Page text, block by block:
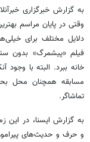
به گزارش خبرگزاری
وقتی در پایان مراسم
دلایل مختلف برای
فیلم «پیشمرگ» بدون
خانه ببرد. البته با
مسابقه همچنان محل
تماشاگر.
به گزارش ایسنا، در این
و حرف‌ و حدیث‌های